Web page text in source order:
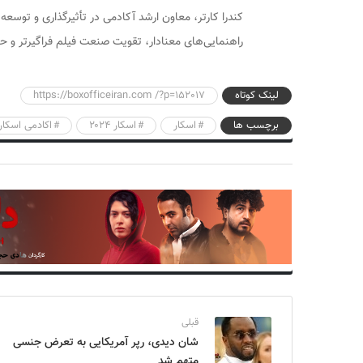
کندرا کارتر، معاون ارشد آکادمی در تأثیرگذاری و
راهنمایی‌های معنادار، تقویت صنعت فیلم فراگیرتر
لینک کوتاه
https://boxofficeiran.com /?p=152017
برچسب ها
اسکار اسکار ۲۰۲۴ اکادمی
قبلی
شان دیدی، رپر آمریکایی به تعرض جنسی